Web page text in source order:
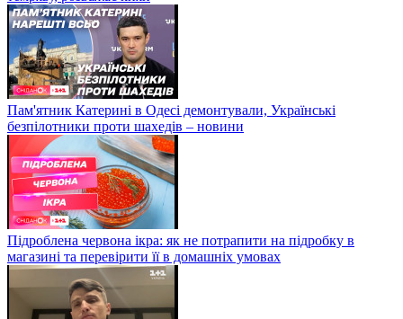
Пам'ятник Катерині в Одесі демонтували, Українські
безпілотники проти шахедів – новини
Підроблена червона ікра: як не потрапити на підробку в
магазині та перевірити її в домашніх умовах